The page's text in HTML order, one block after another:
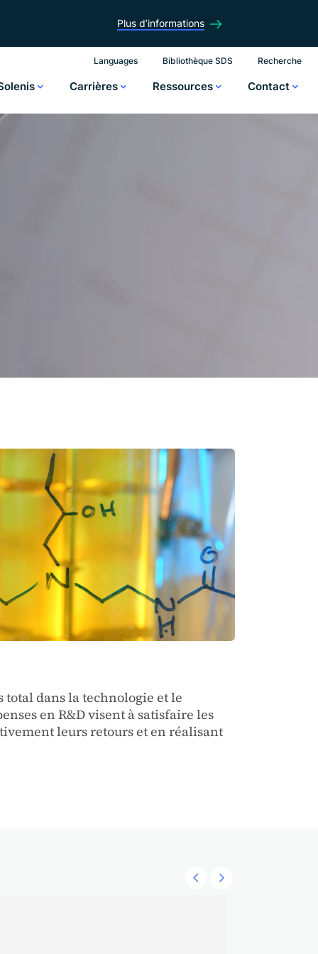
Plus d’informations
Languages Bibliothèque SDS Recherche
Carrières Ressources Contact
total dans la technologie et le
en R&D visent à satisfaire les
leurs retours et en réalisant